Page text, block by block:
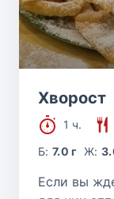
Хворост
1 ч.
Б:7.0 г Ж:
Если вы